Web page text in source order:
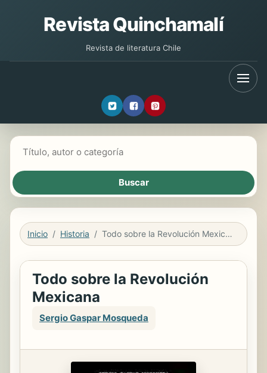
Revista Quinchamalí
Revista de literatura Chile
Inicio Historia Todo sobre la Revolución Mexicana
Todo sobre la Revolución
Mexicana
Sergio Gaspar Mosqueda